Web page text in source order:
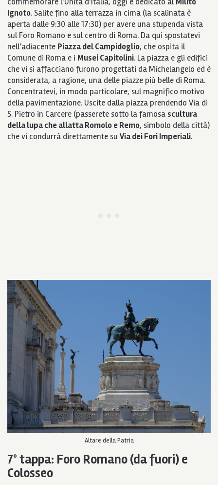
Ignoto. Salite fino alla terrazza in cima (la scalinata è
aperta dalle 9:30 alle 17:30) per avere una stupenda vista
sul Foro Romano e sul centro di Roma. Da qui spostatevi
nell’adiacente Piazza del Campidoglio, che ospita il
Comune di Roma e i Musei Capitolini. La piazza e gli edifici
che vi si affacciano furono progettati da Michelangelo ed è
considerata, a ragione, una delle piazze più belle di Roma.
Concentratevi, in modo particolare, sul magnifico motivo
della pavimentazione. Uscite dalla piazza prendendo Via di
S. Pietro in Carcere (passerete sotto la famosa scultura
della lupa che allatta Romolo e Remo, simbolo della città)
che vi condurrà direttamente su Via dei Fori Imperiali.
Altare della Patria
7° tappa: Foro Romano (da fuori) e
Colosseo